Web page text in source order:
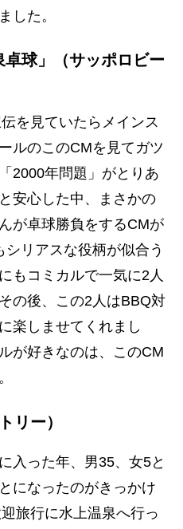
した。
卓球」（サッポロビー
を見ていたらメインス
ルのこのCMを見てガツ
2000年問題」がとりあ
安心した中、まさかの
が卓球勝負をするCMが
リアスな役柄が似合う
もコミカルで一気に2人
の後、この2人はBBQ対
楽しませてくれまし
が好きなのは、このCM
リー）
入った年、男35、女5と
になったのがきっかけ
旅行に水上温泉へ行っ